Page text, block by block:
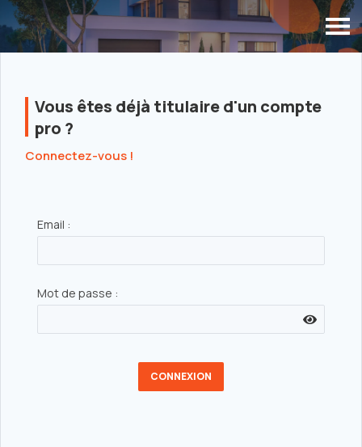
SUIVI DES DOSSIERS
Vous êtes déjà titulaire d'un compte
pro ?
Connectez-vous !
Email :
Mot de passe :